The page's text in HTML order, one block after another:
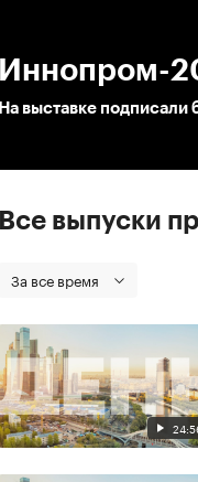
Иннопром-
На выставке
Все выпуски
За все время